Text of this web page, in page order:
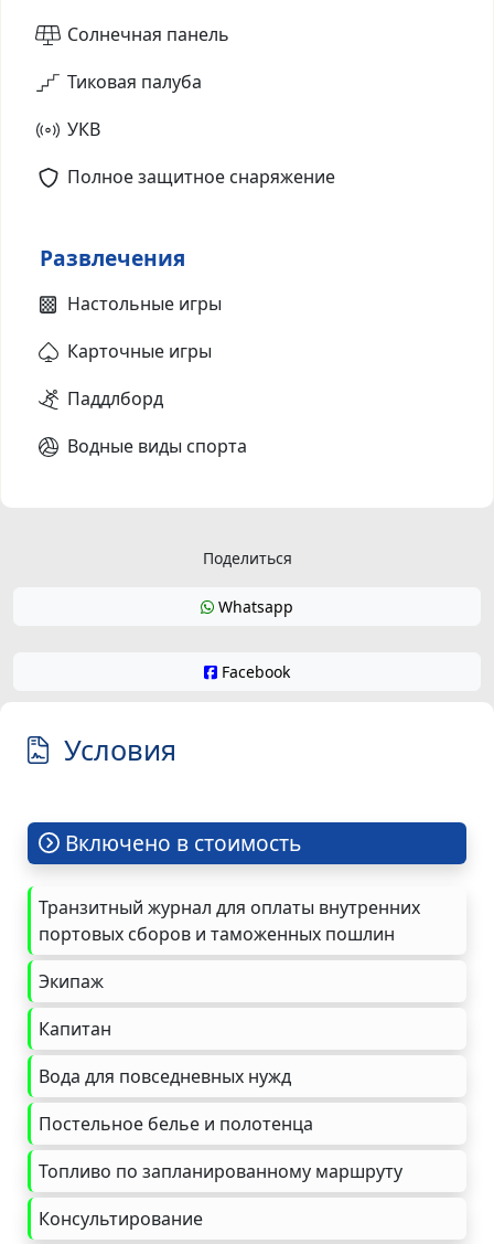
Солнечная панель
Тиковая палуба
УКВ
Полное защитное снаряжение
Развлечения
Настольные игры
Карточные игры
Паддлборд
Водные виды спорта
Поделиться
Whatsapp
Facebook
Условия
Включено в стоимость
Транзитный журнал для оплаты внутренних
портовых сборов и таможенных пошлин
Экипаж
Капитан
Вода для повседневных нужд
Постельное белье и полотенца
Топливо по запланированному маршруту
Консультирование